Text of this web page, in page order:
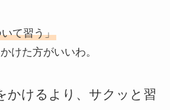
て習う」
けた方がいいわ。
かけるより、サクッと習